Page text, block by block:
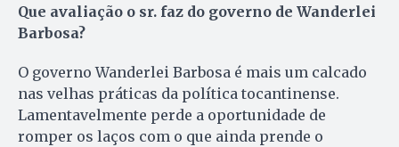
Que avaliação o sr. faz do governo de Wanderlei
Barbosa?
O governo Wanderlei Barbosa é mais um calcado
nas velhas práticas da política tocantinense.
Lamentavelmente perde a oportunidade de
romper os laços com o que ainda prende o